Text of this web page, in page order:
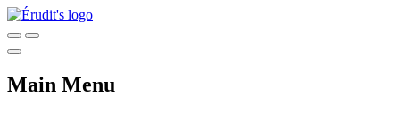
Main Menu